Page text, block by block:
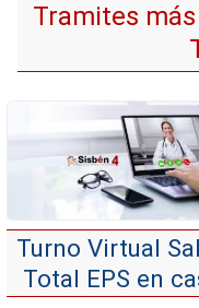
Tramites
Turno Virtual
Total EPS en